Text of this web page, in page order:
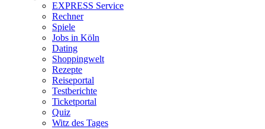
EXPRESS Service
Rechner
Spiele
Jobs in Köln
Dating
Shoppingwelt
Rezepte
Reiseportal
Testberichte
Ticketportal
Quiz
Witz des Tages